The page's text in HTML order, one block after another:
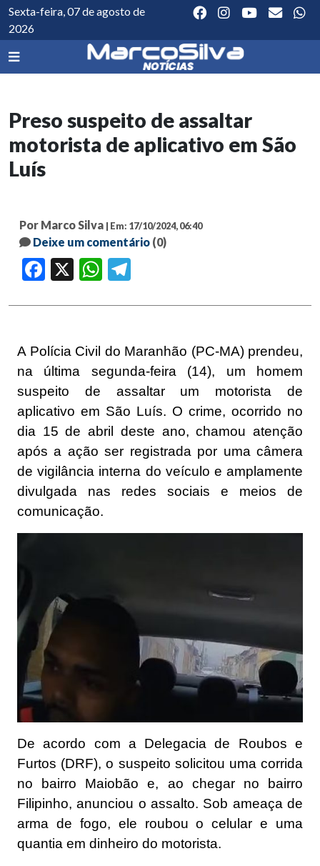
Sexta-feira, 07 de agosto de
2026
Preso suspeito de assaltar
motorista de aplicativo em São
Luís
Por Marco Silva | Em: 17/10/2024, 06:40
Deixe um comentário (0)
Facebook WhatsApp
A Polícia Civil do Maranhão (PC-MA) prendeu,
na última segunda-feira (14), um homem
suspeito de assaltar um motorista de
aplicativo em São Luís. O crime, ocorrido no
dia 15 de abril deste ano, chamou atenção
após a ação ser registrada por uma câmera
de vigilância interna do veículo e amplamente
divulgada nas redes sociais e meios de
comunicação.
De acordo com a Delegacia de Roubos e
Furtos (DRF), o suspeito solicitou uma corrida
no bairro Maiobão e, ao chegar no bairro
Filipinho, anunciou o assalto. Sob ameaça de
arma de fogo, ele roubou o celular e uma
quantia em dinheiro do motorista.